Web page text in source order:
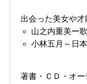
出会った美女や
山之内重美ー
小林五月～日
著書・ＣＤ・オ